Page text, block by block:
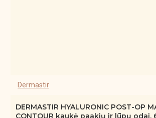
Dermastir
DERMASTIR HYALURONIC POST-OP
CONTOUR kaukė paakių ir lūpų odai,